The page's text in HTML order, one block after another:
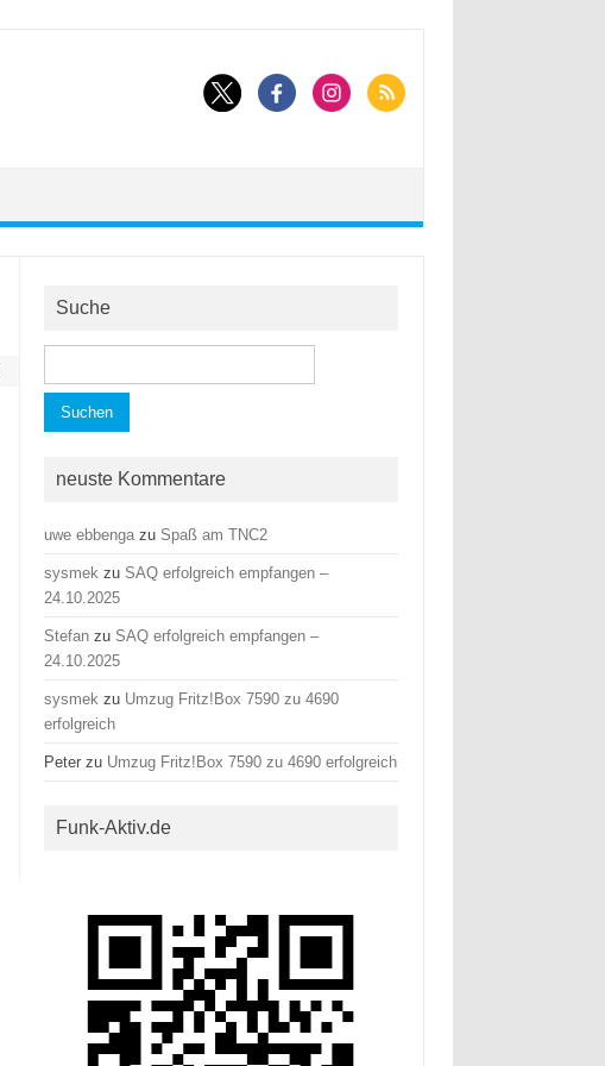
Suche
nach:
neuste Kommentare
uwe ebbenga zu Spaß am TNC2
sysmek zu SAQ erfolgreich empfangen –
24.10.2025
Stefan zu SAQ erfolgreich empfangen –
24.10.2025
sysmek zu Umzug Fritz!Box 7590 zu 4690
erfolgreich
Peter zu Umzug Fritz!Box 7590 zu 4690 erfolgreich
Funk-Aktiv.de